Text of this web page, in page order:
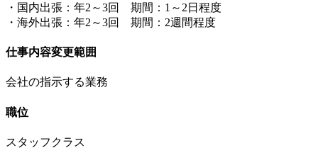
・国内出張：年2～3回 期間：1～2日程度
・海外出張：年2～3回 期間：2週間程度
仕事内容変更範囲
会社の指示する業務
職位
スタッフクラス